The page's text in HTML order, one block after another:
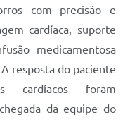
com precisão e
cardíaca, suporte
medicamentosa
resposta do paciente
cardíacos foram
da equipe do